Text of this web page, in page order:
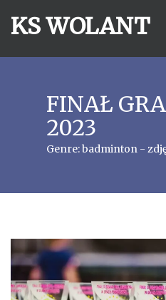
KS WOLANT
FINAŁ
2023
Genre:badminton -